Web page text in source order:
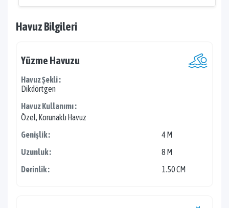
Havuz Bilgileri
Yüzme Havuzu
Havuz Şekli :
Dikdörtgen
Havuz Kullanımı :
Özel, Korunaklı Havuz
Genişlik :
4 M
Uzunluk :
8 M
Derinlik :
1.50 CM